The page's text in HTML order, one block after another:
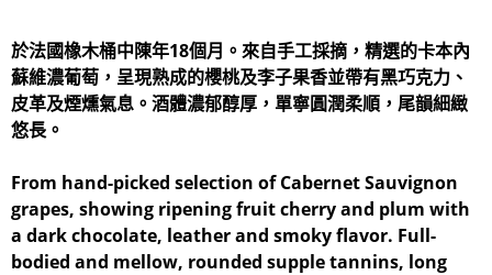
於法國橡木桶中陳年18個月。來自手工採摘，精選的卡本內
蘇維濃葡萄，呈現熟成的櫻桃及李子果香並帶有黑巧克力、
皮革及煙燻氣息。酒體濃郁醇厚，單寧圓潤柔順，尾韻細緻
悠長。
From hand-picked selection of Cabernet Sauvignon
grapes, showing ripening fruit cherry and plum with
a dark chocolate, leather and smoky flavor. Full-
bodied and mellow, rounded supple tannins, long